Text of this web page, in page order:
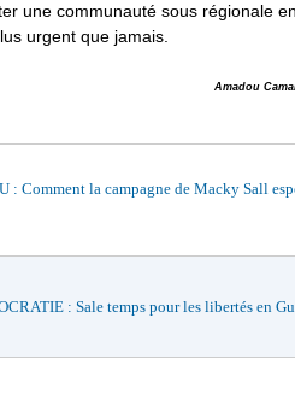
une communauté sous régionale
urgent que jamais.
Amadou
: Comment la campagne de Macky Sall
: Sale temps pour les libertés en